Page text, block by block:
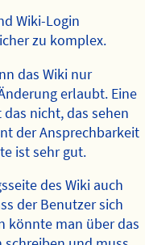
Wiki-Login
zu komplex.
das Wiki nur
erlaubt. Eine
nicht, das sehen
der Ansprechbarkeit
ist sehr gut.
des Wiki auch
der Benutzer sich
könnte man über das